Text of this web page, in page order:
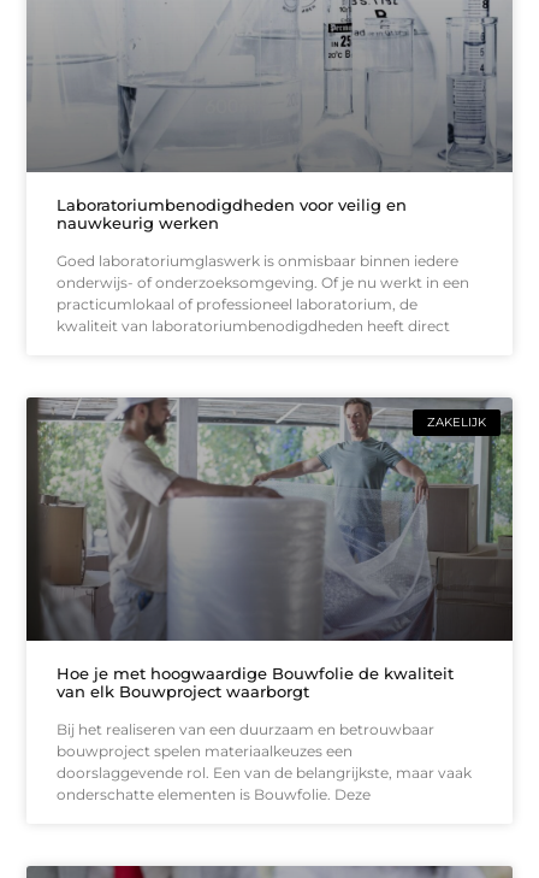
Laboratoriumbenodigdheden voor veilig en
nauwkeurig werken
Goed laboratoriumglaswerk is onmisbaar binnen iedere
onderwijs- of onderzoeksomgeving. Of je nu werkt in een
practicumlokaal of professioneel laboratorium, de
kwaliteit van laboratoriumbenodigdheden heeft direct
ZAKELIJK
Hoe je met hoogwaardige Bouwfolie de kwaliteit
van elk Bouwproject waarborgt
Bij het realiseren van een duurzaam en betrouwbaar
bouwproject spelen materiaalkeuzes een
doorslaggevende rol. Een van de belangrijkste, maar vaak
onderschatte elementen is Bouwfolie. Deze